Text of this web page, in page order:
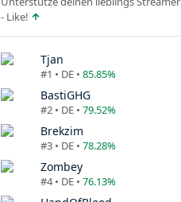
- Like!
Tjan
#1 • DE • 85.85%
BastiGHG
#2 • DE • 79.52%
Brekzim
#3 • DE • 78.28%
Zombey
#4 • DE • 76.13%